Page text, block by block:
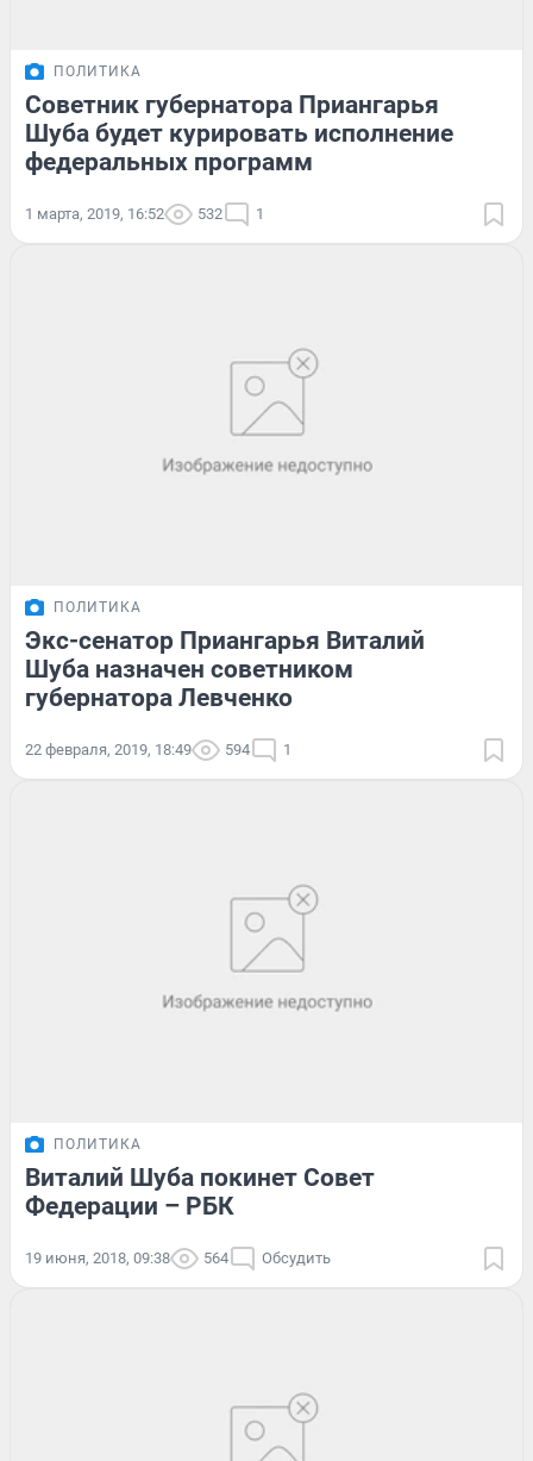
ПОЛИТИКА
Советник губернатора Приангарья
Шуба будет курировать исполнение
федеральных программ
1 марта, 2019, 16:52 532 1
ПОЛИТИКА
Экс-сенатор Приангарья Виталий
Шуба назначен советником
губернатора Левченко
22 февраля, 2019, 18:49 594 1
ПОЛИТИКА
Виталий Шуба покинет Совет
Федерации – РБК
19 июня, 2018, 09:38 564 Обсудить